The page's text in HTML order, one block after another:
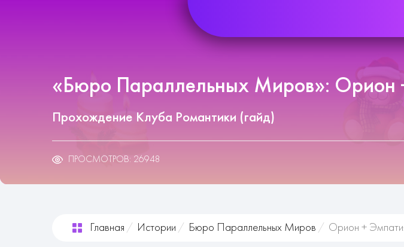
«Бюро Параллельных Миров»: Орион
Прохождение Клуба Романтики (гайд)
ПРОСМОТРОВ: 26948
Главная Истории Бюро Параллельных Миров Орион +